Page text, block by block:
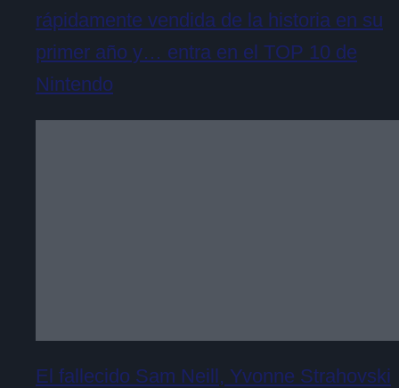
rápidamente vendida de la historia en su
primer año y… entra en el TOP 10 de
Nintendo
El fallecido Sam Neill, Yvonne Strahovski